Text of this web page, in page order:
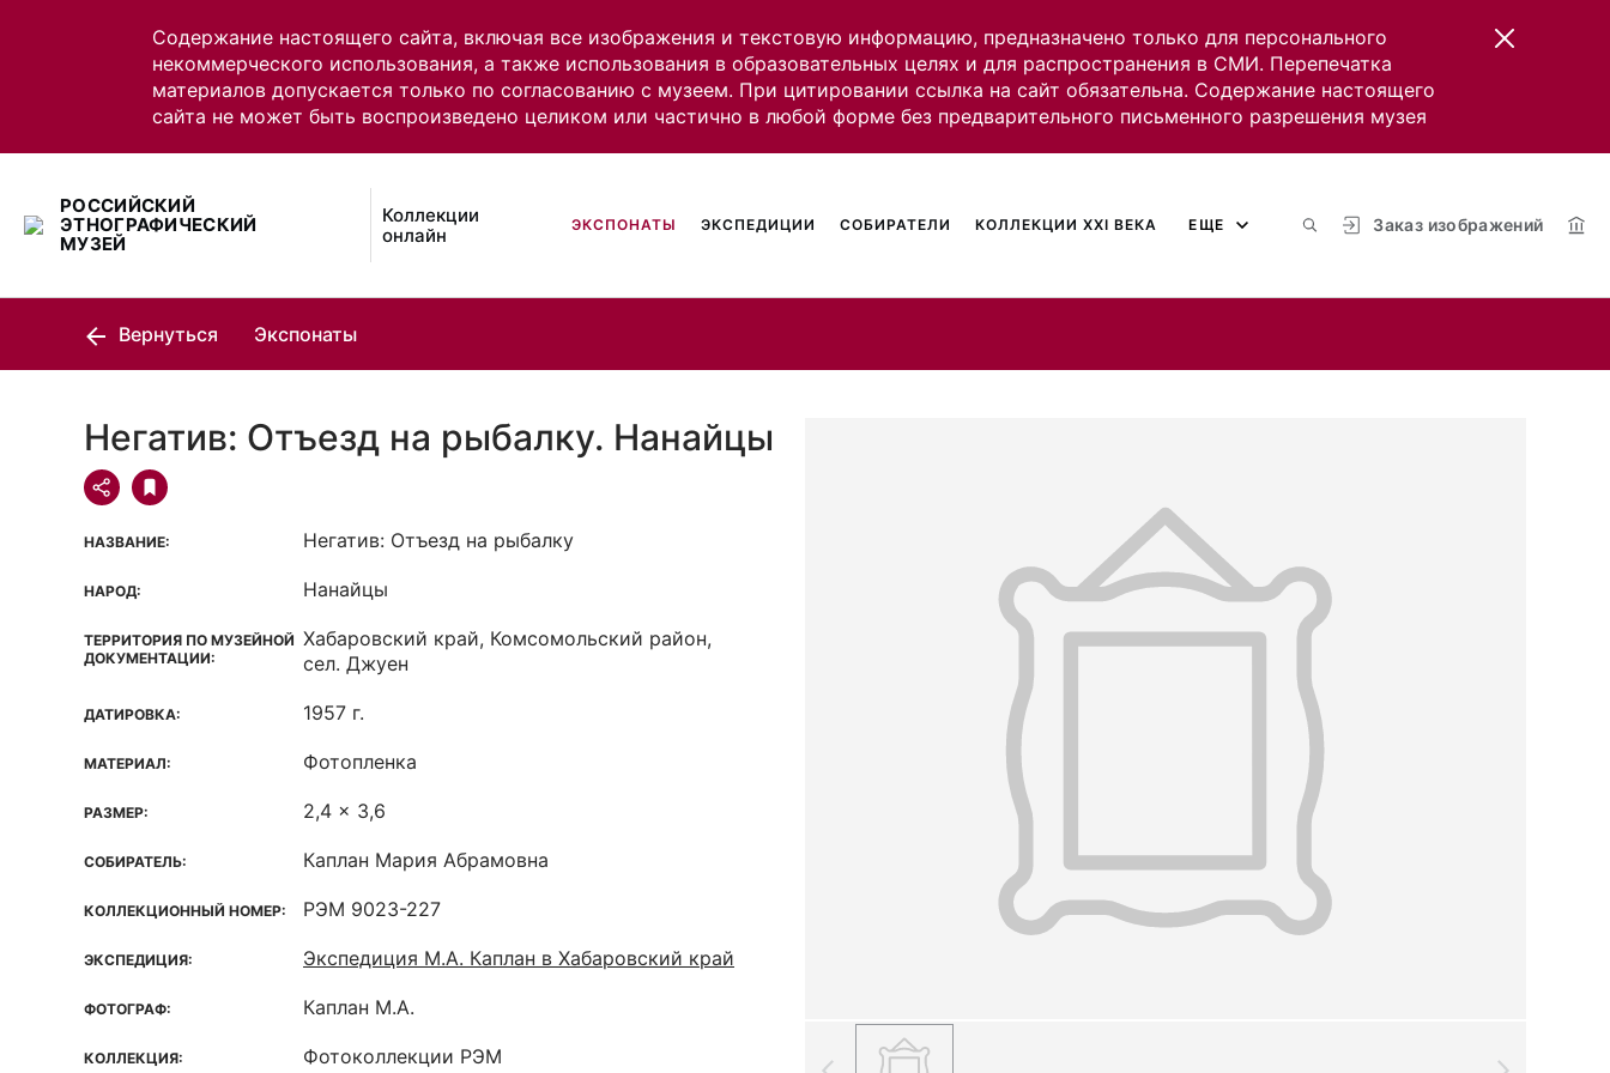
Содержание настоящего сайта, включая все изображения и текстовую информацию, предназначено только для персонального
некоммерческого использования, а также использования в образовательных целях и для распространения в СМИ. Перепечатка
материалов допускается только по согласованию с музеем. При цитировании ссылка на сайт обязательна. Содержание настоящего
сайта не может быть воспроизведено целиком или частично в любой форме без предварительного письменного разрешения музея
РОССИЙСКИЙ
ЭТНОГРАФИЧЕСКИЙ
МУЗЕЙ
Коллекции
онлайн
Заказ изображений
ЭКСПОНАТЫ ЭКСПЕДИЦИИ СОБИРАТЕЛИ КОЛЛЕКЦИИ XXI ВЕКА ЕЩЕ
Вернуться Экспонаты
Негатив: Отъезд на рыбалку. Нанайцы
НАЗВАНИЕ: Негатив: Отъезд на рыбалку
НАРОД: Нанайцы
ТЕРРИТОРИЯ ПО МУЗЕЙНОЙ
ДОКУМЕНТАЦИИ:
Хабаровский край, Комсомольский район,
сел. Джуен
ДАТИРОВКА: 1957 г.
МАТЕРИАЛ: Фотопленка
РАЗМЕР: 2,4 x 3,6
СОБИРАТЕЛЬ: Каплан Мария Абрамовна
КОЛЛЕКЦИОННЫЙ НОМЕР: РЭМ 9023-227
ЭКСПЕДИЦИЯ: Экспедиция М.А. Каплан в Хабаровский край
ФОТОГРАФ: Каплан М.А.
КОЛЛЕКЦИЯ: Фотоколлекции РЭМ